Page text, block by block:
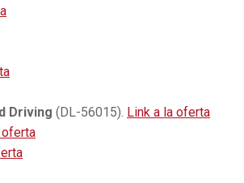
Driving (DL-56015). Link a la oferta
oferta